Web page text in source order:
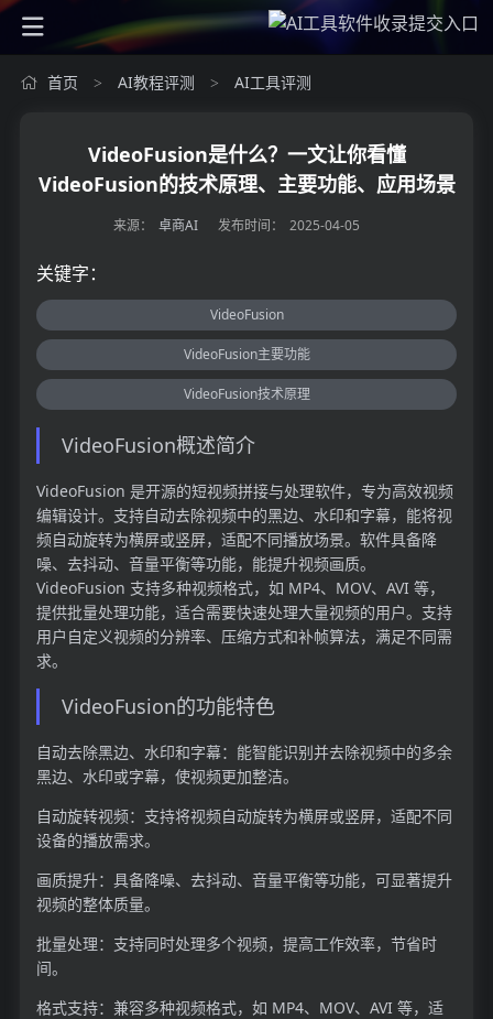
首页 > AI教程评测 > AI工具评测
VideoFusion是什么？一文让你看懂
VideoFusion的技术原理、主要功能、应用场景
来源： 卓商AI 发布时间： 2025-04-05
关键字：
VideoFusion
VideoFusion主要功能
VideoFusion技术原理
VideoFusion概述简介
VideoFusion 是开源的短视频拼接与处理软件，专为高效视频
编辑设计。支持自动去除视频中的黑边、水印和字幕，能将视
频自动旋转为横屏或竖屏，适配不同播放场景。软件具备降
噪、去抖动、音量平衡等功能，能提升视频画质。
VideoFusion 支持多种视频格式，如 MP4、MOV、AVI 等，
提供批量处理功能，适合需要快速处理大量视频的用户。支持
用户自定义视频的分辨率、压缩方式和补帧算法，满足不同需
求。
VideoFusion的功能特色
自动去除黑边、水印和字幕：能智能识别并去除视频中的多余
黑边、水印或字幕，使视频更加整洁。
自动旋转视频：支持将视频自动旋转为横屏或竖屏，适配不同
设备的播放需求。
画质提升：具备降噪、去抖动、音量平衡等功能，可显著提升
视频的整体质量。
批量处理：支持同时处理多个视频，提高工作效率，节省时
间。
格式支持：兼容多种视频格式，如 MP4、MOV、AVI 等，适